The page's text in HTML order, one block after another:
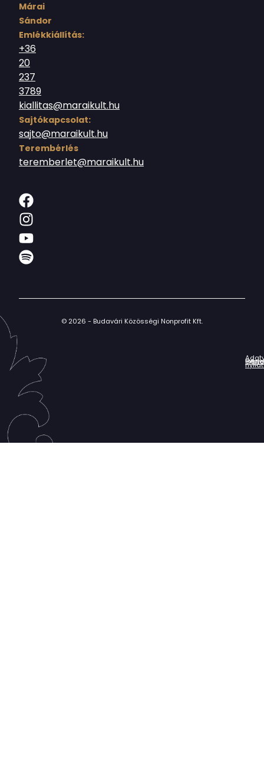
Márai
Sándor
Emlékkiállítás:
+36
20
237
3789
kiallitas@maraikult.hu
Sajtókapcsolat:
sajto@maraikult.hu
Terembérlés
teremberlet@maraikult.hu
© 2026 - Budavári Közösségi Nonprofit Kft.